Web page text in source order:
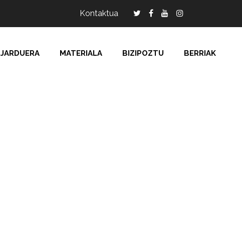
Kontaktua
JARDUERA MATERIALA BIZIPOZTU BERRIAK